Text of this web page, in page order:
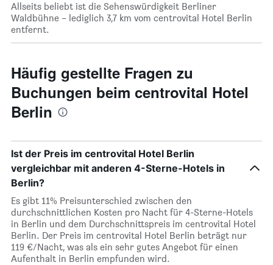
Allseits beliebt ist die Sehenswürdigkeit Berliner
Waldbühne – lediglich 3,7 km vom centrovital Hotel Berlin
entfernt.
Häufig gestellte Fragen zu
Buchungen beim centrovital Hotel
Berlin
Ist der Preis im centrovital Hotel Berlin
vergleichbar mit anderen 4-Sterne-Hotels in
Berlin?
Es gibt 11% Preisunterschied zwischen den
durchschnittlichen Kosten pro Nacht für 4-Sterne-Hotels
in Berlin und dem Durchschnittspreis im centrovital Hotel
Berlin. Der Preis im centrovital Hotel Berlin beträgt nur
119 €/Nacht, was als ein sehr gutes Angebot für einen
Aufenthalt in Berlin empfunden wird.